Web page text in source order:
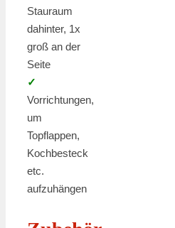
Stauraum
dahinter, 1x
groß an der
Seite
✓
Vorrichtungen,
um
Topflappen,
Kochbesteck
etc.
aufzuhängen